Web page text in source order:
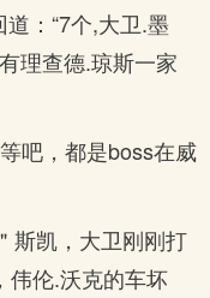
：“7个,大卫.墨
理查德.琼斯一家
吧，都是boss在威
斯凯，大卫刚刚打
伟伦.沃克的车坏